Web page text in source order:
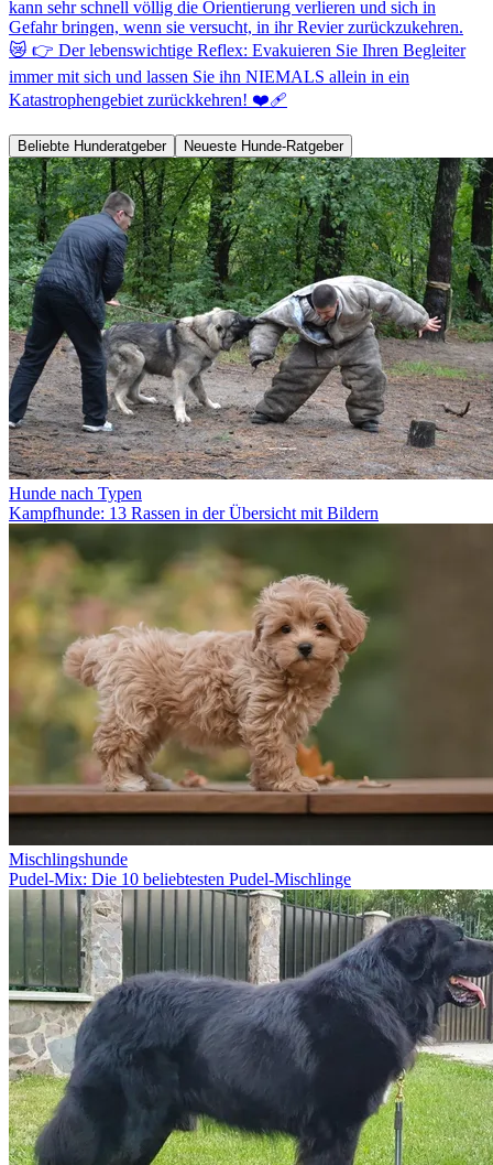
kann sehr schnell völlig die Orientierung verlieren und sich in
Gefahr bringen, wenn sie versucht, in ihr Revier zurückzukehren.
😿 👉 Der lebenswichtige Reflex: Evakuieren Sie Ihren Begleiter
immer mit sich und lassen Sie ihn NIEMALS allein in ein
Katastrophengebiet zurückkehren! ❤️‍🩹
Beliebte Hunderatgeber Neueste Hunde-Ratgeber
Hunde nach Typen
Kampfhunde: 13 Rassen in der Übersicht mit Bildern
Mischlingshunde
Pudel-Mix: Die 10 beliebtesten Pudel-Mischlinge